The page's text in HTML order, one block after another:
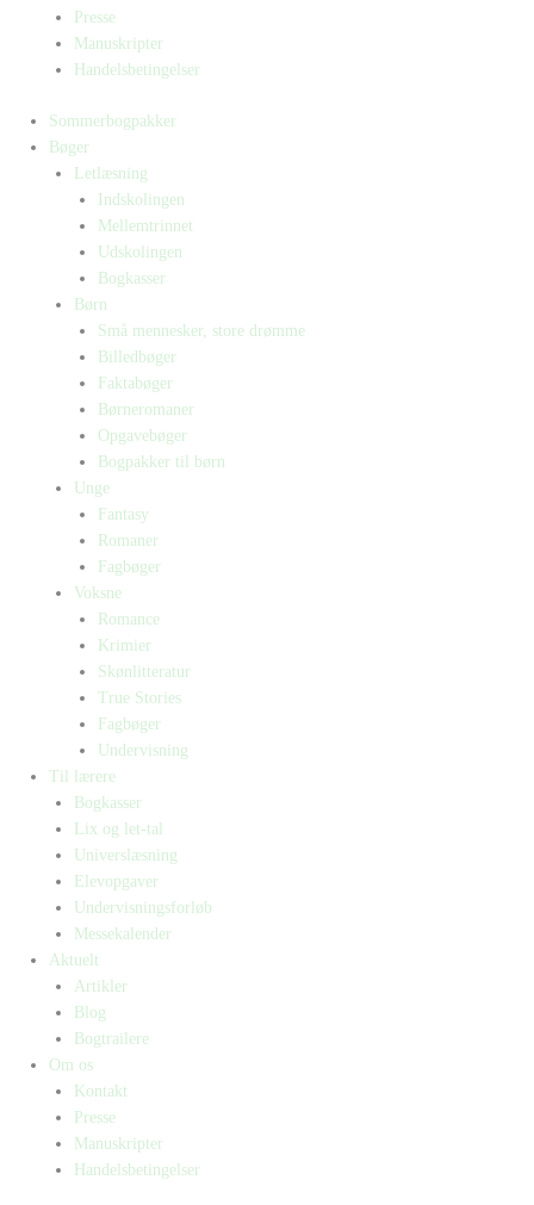
Presse
Manuskripter
Handelsbetingelser
Sommerbogpakker
Bøger
Letlæsning
Indskolingen
Mellemtrinnet
Udskolingen
Bogkasser
Børn
Små mennesker, store drømme
Billedbøger
Faktabøger
Børneromaner
Opgavebøger
Bogpakker til børn
Unge
Fantasy
Romaner
Fagbøger
Voksne
Romance
Krimier
Skønlitteratur
True Stories
Fagbøger
Undervisning
Til lærere
Bogkasser
Lix og let-tal
Universlæsning
Elevopgaver
Undervisningsforløb
Messekalender
Aktuelt
Artikler
Blog
Bogtrailere
Om os
Kontakt
Presse
Manuskripter
Handelsbetingelser